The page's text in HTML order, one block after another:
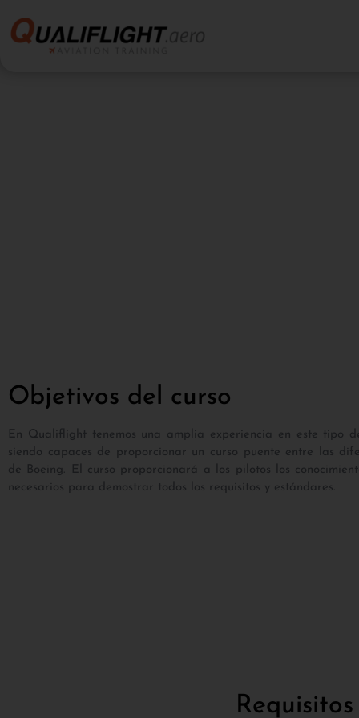
Objetivos del curso
En Qualiflight tenemos una amplia experiencia en este tipo
siendo capaces de proporcionar un curso puente entre las
de Boeing. El curso proporcionará a los pilotos los
necesarios para demostrar todos los requisitos y estándares.